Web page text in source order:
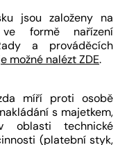
jsou založeny na
formě nařízení
a prováděcích
možné nalézt ZDE.
míří proti osobě
s majetkem,
oblasti technické
(platební styk,